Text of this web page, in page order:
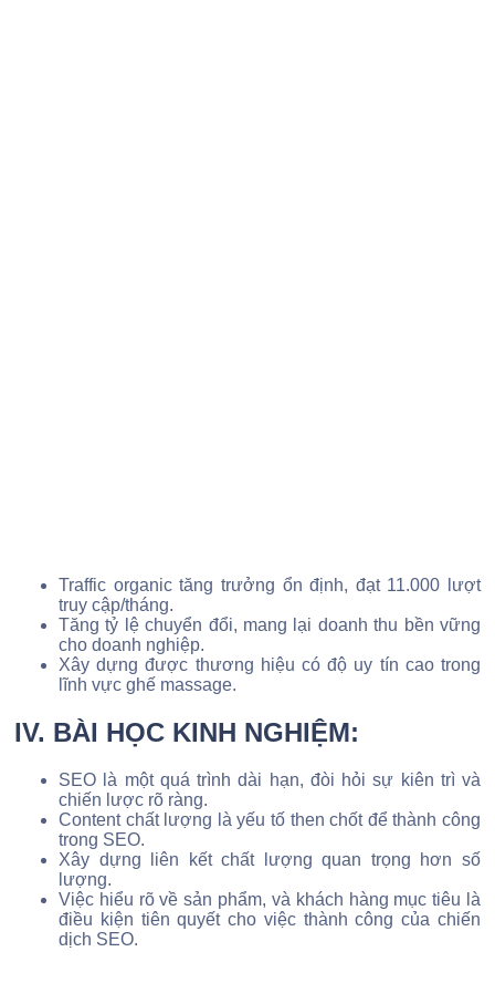
Traffic organic tăng trưởng ổn định, đạt 11.000 lượt
truy cập/tháng.
Tăng tỷ lệ chuyển đổi, mang lại doanh thu bền vững
cho doanh nghiệp.
Xây dựng được thương hiệu có độ uy tín cao trong
lĩnh vực ghế massage.
IV. BÀI HỌC KINH NGHIỆM:
SEO là một quá trình dài hạn, đòi hỏi sự kiên trì và
chiến lược rõ ràng.
Content chất lượng là yếu tố then chốt để thành công
trong SEO.
Xây dựng liên kết chất lượng quan trọng hơn số
lượng.
Việc hiểu rõ về sản phẩm, và khách hàng mục tiêu là
điều kiện tiên quyết cho việc thành công của chiến
dịch SEO.